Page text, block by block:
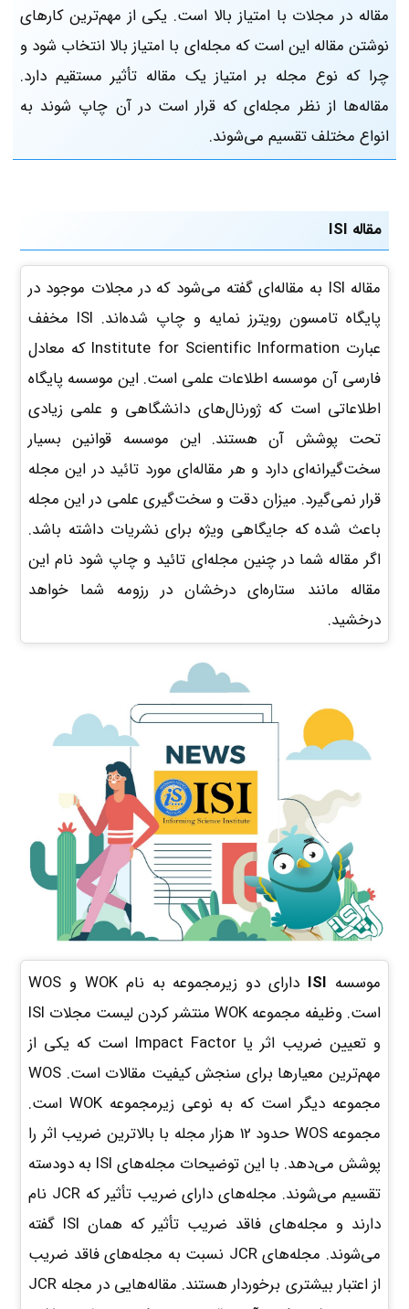
مقاله در مجلات با امتیاز بالا است. یکی از مهم‌ترین کارهای
نوشتن مقاله این است که مجله‌ای با امتیاز بالا انتخاب شود و
چرا که نوع مجله بر امتیاز یک مقاله تأثیر مستقیم دارد.
مقاله‌ها از نظر مجله‌ای که قرار است در آن چاپ شوند به
انواع مختلف تقسیم می‌شوند.
مقاله ISI
مقاله ISI
به مقاله‌ای گفته می‌شود که در مجلات موجود در
پایگاه تامسون رویترز نمایه و چاپ‌ شده‌اند. ISI مخفف
عبارت Institute for Scientific Information که معادل
فارسی آن موسسه اطلاعات علمی است. این موسسه پایگاه
اطلاعاتی است که ژورنال‌های دانشگاهی و علمی زیادی
تحت پوشش آن هستند. این موسسه قوانین بسیار
سخت‌گیرانه‌ای دارد و هر مقاله‌ای مورد تائید در این مجله
قرار نمی‌گیرد. میزان دقت و سخت‌گیری علمی در این مجله
باعث شده که جایگاهی ویژه برای نشریات داشته باشد.
اگر مقاله شما در چنین مجله‌ای تائید و چاپ شود نام این
مقاله مانند ستاره‌ای درخشان در رزومه شما خواهد
درخشید.
موسسه‌ ISI
دارای دو زیرمجموعه به نام WOK و WOS
است. وظیفه مجموعه WOK منتشر کردن لیست مجلات ISI
و تعیین ضریب اثر یا Impact Factor است که یکی از
مهم‌ترین معیارها برای سنجش کیفیت مقالات است. WOS
مجموعه دیگر است که به‌ نوعی زیرمجموعه WOK است.
مجموعه WOS حدود 12 هزار مجله با بالاترین ضریب اثر را
پوشش می‌دهد. با این توضیحات مجله‌های ISI به دودسته
تقسیم می‌شوند. مجله‌های دارای ضریب تأثیر که JCR نام
دارند و مجله‌های فاقد ضریب تأثیر که همان ISI گفته
می‌شوند. مجله‌های JCR نسبت به مجله‌های فاقد ضریب
از اعتبار بیشتری برخوردار هستند. مقاله‌هایی در مجله JCR